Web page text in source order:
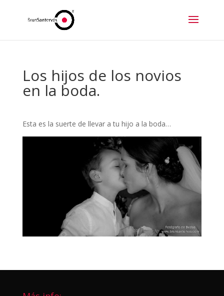
Los hijos de los novios
en la boda.
Esta es la suerte de llevar a tu hijo a la boda…